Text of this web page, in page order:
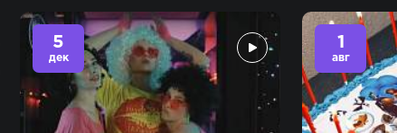
5
дек
1
авг